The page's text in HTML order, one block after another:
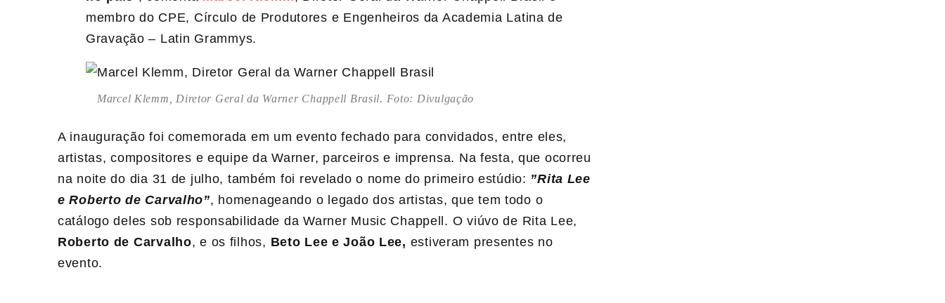
membro do CPE, Círculo de Produtores e Engenheiros da Academia Latina de
Gravação – Latin Grammys.
Marcel Klemm, Diretor Geral da Warner Chappell Brasil. Foto: Divulgação
A inauguração foi comemorada em um evento fechado para convidados, entre eles,
artistas, compositores e equipe da Warner, parceiros e imprensa. Na festa, que ocorreu
na noite do dia 31 de julho, também foi revelado o nome do primeiro estúdio: ”Rita Lee
e Roberto de Carvalho”, homenageando o legado dos artistas, que tem todo o
catálogo deles sob responsabilidade da Warner Music Chappell. O viúvo de Rita Lee,
Roberto de Carvalho, e os filhos, Beto Lee e João Lee, estiveram presentes no
evento.